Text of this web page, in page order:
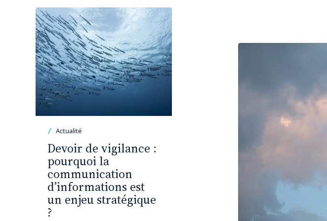
Actualité
Devoir de vigilance :
pourquoi la
communication
d’informations est
un enjeu stratégique
?